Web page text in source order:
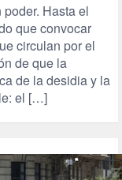
Hasta el
que convocar
circulan por el
de que la
de la desidia y la
el […]